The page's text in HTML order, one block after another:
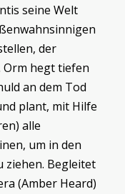
seine Welt
der
Orm hegt tiefen
an dem Tod
plant, mit Hilfe
alle
um in den
ziehen. Begleitet
(Amber Heard)